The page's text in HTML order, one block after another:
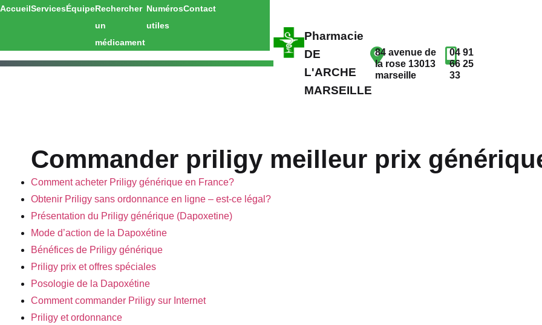
Pharmacie
DE
L'ARCHE
MARSEILLE
84 avenue de
la rose 13013
marseille
04 91
66 25
33
AccueilServicesÉquipeRechercher
un
médicament
Numéros
utiles
Contact
Commander priligy meilleur prix
Comment acheter Priligy générique en France?
Obtenir Priligy sans ordonnance en ligne – est-ce légal?
Présentation du Priligy générique (Dapoxetine)
Mode d’action de la Dapoxétine
Bénéfices de Priligy générique
Priligy prix et offres spéciales
Posologie de la Dapoxétine
Comment commander Priligy sur Internet
Priligy et ordonnance